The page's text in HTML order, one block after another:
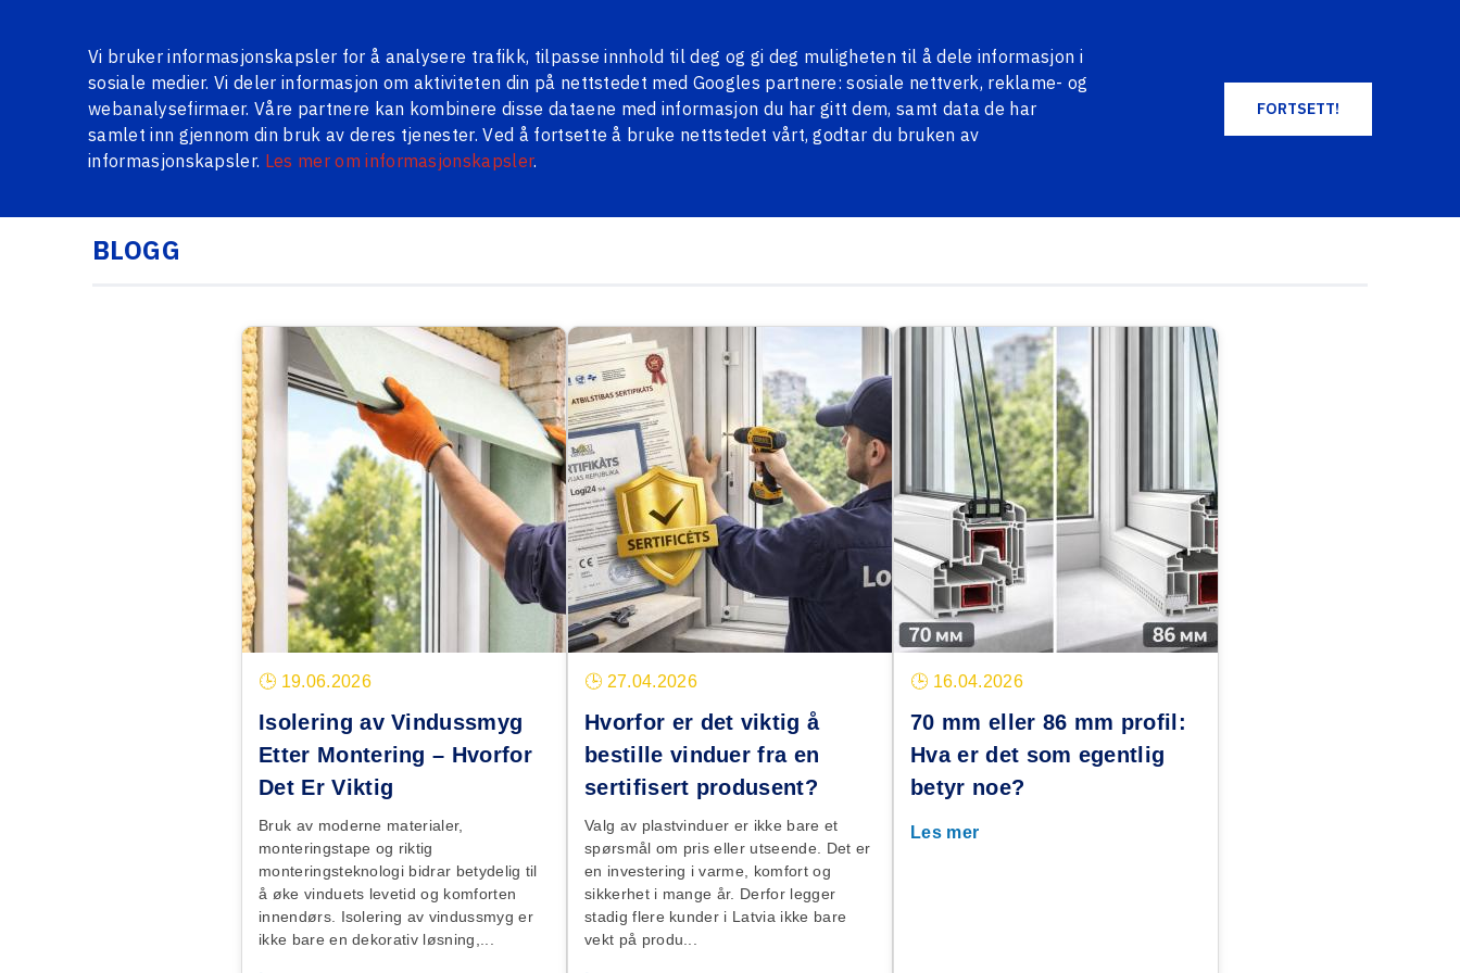
Vi bruker informasjonskapsler for å analysere trafikk, tilpasse innhold til deg og gi deg muligheten til å dele informasjon i
sosiale medier. Vi deler informasjon om aktiviteten din på nettstedet med Googles partnere: sosiale nettverk, reklame- og
webanalysefirmaer. Våre partnere kan kombinere disse dataene med informasjon du har gitt dem, samt data de har
samlet inn gjennom din bruk av deres tjenester. Ved å fortsette å bruke nettstedet vårt, godtar du bruken av
informasjonskapsler. Les mer om informasjonskapsler.
FORTSETT!
HANDLEKURV
SERIEVINDUERVINDUER OG DØRER PÅ LAGERMETALLDØRERPERSIENNER PENOSILBLOGG
BLOGG
🕒 19.06.2026
Isolering av Vindussmyg
Etter Montering – Hvorfor
Det Er Viktig
Bruk av moderne materialer,
monteringstape og riktig
monteringsteknologi bidrar betydelig til
å øke vinduets levetid og komforten
innendørs. Isolering av vindussmyg er
ikke bare en dekorativ løsning,...
🕒 27.04.2026
Hvorfor er det viktig å
bestille vinduer fra en
sertifisert produsent?
Valg av plastvinduer er ikke bare et
spørsmål om pris eller utseende. Det er
en investering i varme, komfort og
sikkerhet i mange år. Derfor legger
stadig flere kunder i Latvia ikke bare
vekt på produ...
🕒 16.04.2026
70 mm eller 86 mm profil:
Hva er det som egentlig
betyr noe?
Les mer